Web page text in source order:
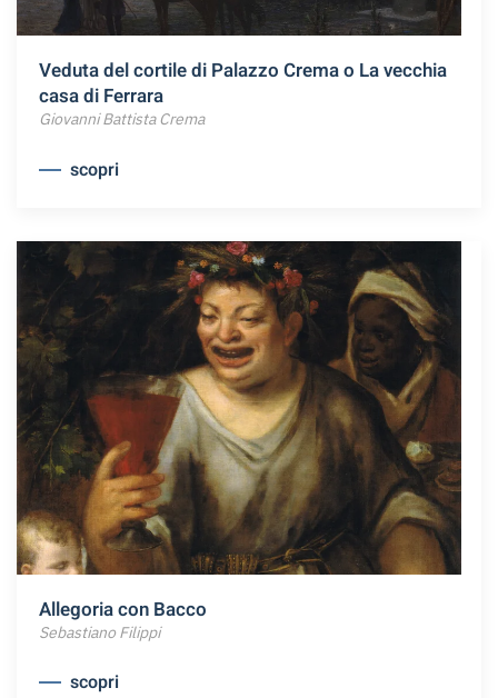
Veduta del cortile di Palazzo Crema o La vecchia
casa di Ferrara
Giovanni Battista Crema
scopri
Allegoria con Bacco
Sebastiano Filippi
scopri